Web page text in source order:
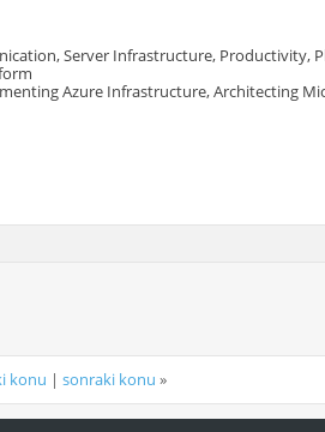
Server Infrastructure, Productivity,
Azure Infrastructure, Architecting
konu | sonraki konu »